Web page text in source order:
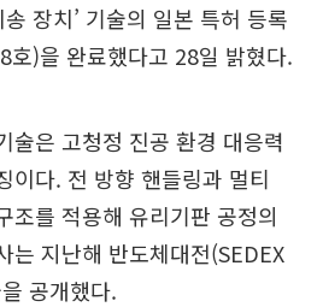
장치’ 기술의 일본 특허 등록
호)을 완료했다고 28일 밝혔다.
술은 고청정 진공 환경 대응력
이다. 전 방향 핸들링과 멀티
조를 적용해 유리기판 공정의
는 지난해 반도체대전(SEDEX
공개했다.